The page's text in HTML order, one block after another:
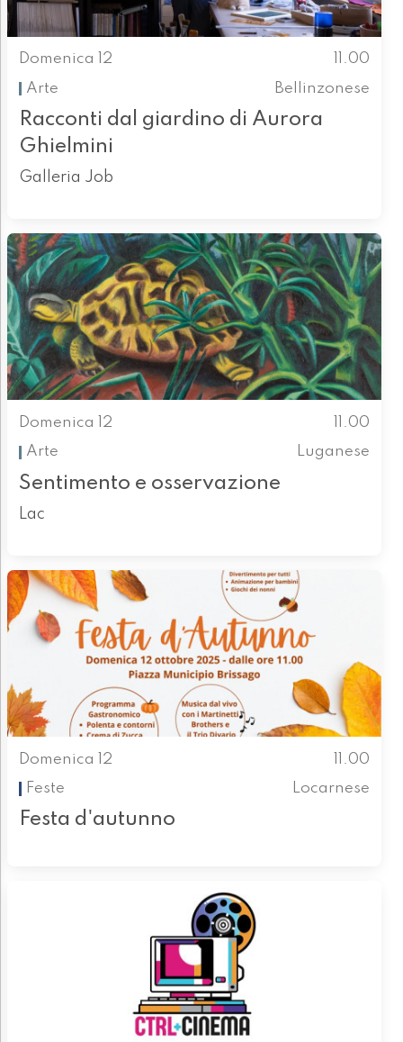
Domenica 12
11.00
Arte
Bellinzonese
Racconti dal giardino di Aurora
Ghielmini
Galleria Job
Domenica 12
11.00
Arte
Luganese
Sentimento e osservazione
Lac
Domenica 12
11.00
Feste
Locarnese
Festa d'autunno